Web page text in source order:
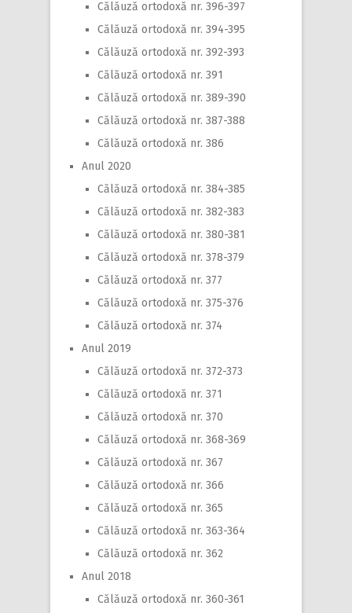
Călăuză ortodoxă nr. 396-397
Călăuză ortodoxă nr. 394-395
Călăuză ortodoxă nr. 392-393
Călăuză ortodoxă nr. 391
Călăuză ortodoxă nr. 389-390
Călăuză ortodoxă nr. 387-388
Călăuză ortodoxă nr. 386
Anul 2020
Călăuză ortodoxă nr. 384-385
Călăuză ortodoxă nr. 382-383
Călăuză ortodoxă nr. 380-381
Călăuză ortodoxă nr. 378-379
Călăuză ortodoxă nr. 377
Călăuză ortodoxă nr. 375-376
Călăuză ortodoxă nr. 374
Anul 2019
Călăuză ortodoxă nr. 372-373
Călăuză ortodoxă nr. 371
Călăuză ortodoxă nr. 370
Călăuză ortodoxă nr. 368-369
Călăuză ortodoxă nr. 367
Călăuză ortodoxă nr. 366
Călăuză ortodoxă nr. 365
Călăuză ortodoxă nr. 363-364
Călăuză ortodoxă nr. 362
Anul 2018
Călăuză ortodoxă nr. 360-361